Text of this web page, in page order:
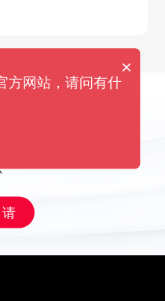
速申请
×
方网站，请问有什